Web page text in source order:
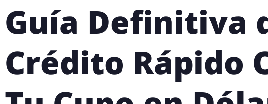
Guía Definitiva
Crédito Rápido